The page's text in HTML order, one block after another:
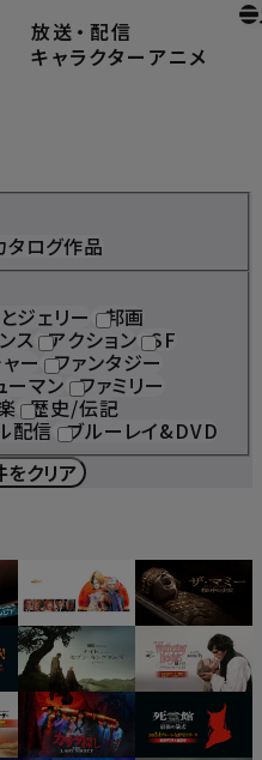
放送 ・ 配信
キャラクター アニメ
ホームエンターテイメント
タログ作品
ジェリー 邦画
ス アクション SF
ー ファンタジー
ーマン ファミリー
歴史/伝記
配信 ブルーレイ&DVD
クリア